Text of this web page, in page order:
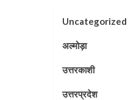
Uncategorized
अल्मोड़ा
उत्तरकाशी
उत्तरप्रदेश